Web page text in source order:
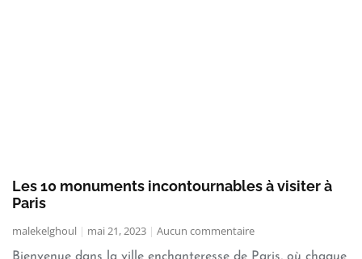
Les 10 monuments incontournables à visiter à
Paris
malekelghoul mai 21, 2023 Aucun commentaire